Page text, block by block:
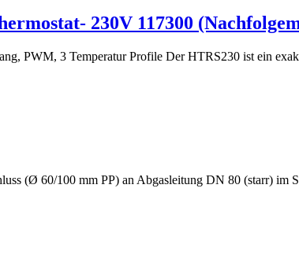
230V 117300
PWM, 3 Temperatur Profile Der HTRS230 ist ein
(Ø 60/100 mm PP) an Abgasleitung DN 80